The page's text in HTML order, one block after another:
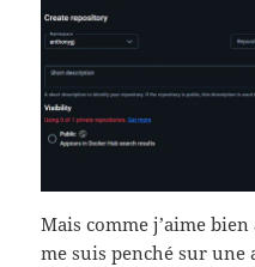
Mais comme j’aime
me suis penché sur